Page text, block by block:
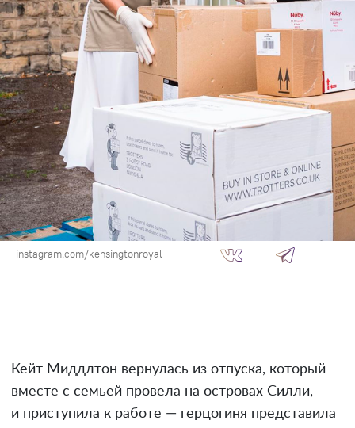
instagram.com/kensingtonroyal
Кейт Миддлтон вернулась из отпуска, который
вместе с семьей провела на островах Силли,
и приступила к работе — герцогиня представила